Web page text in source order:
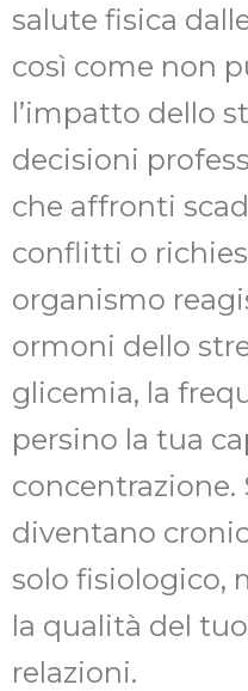
salute fisica
così come non
l’impatto dello
decisioni
che affronti
conflitti o
organismo
ormoni dello
glicemia, la
persino la tua
concentrazione.
diventano
solo fisiologico,
la qualità del
relazioni.